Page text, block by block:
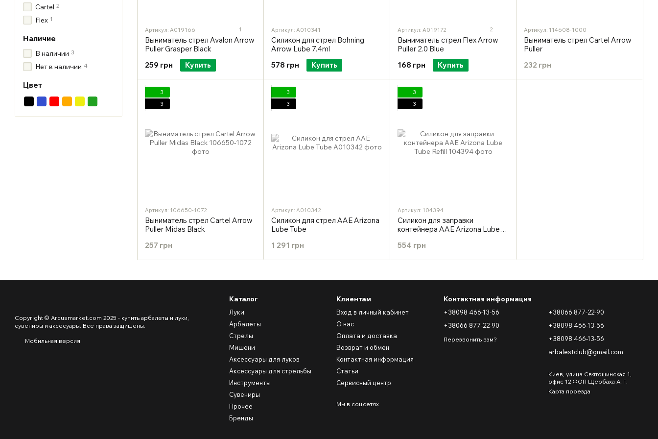
Артикул: A019166 1
Выниматель стрел Avalon Arrow
Puller Grasper Black
259 грн
Купить
Артикул: A010341
Силикон для стрел Bohning
Arrow Lube 7.4ml
578 грн
Купить
Артикул: A019172 2
Выниматель стрел Flex Arrow
Puller 2.0 Blue
168 грн
Купить
Артикул: 114608-1000
Выниматель стрел Cartel Arrow
Puller
232 грн
3
3
Артикул: 106650-1072
Выниматель стрел Cartel Arrow
Puller Midas Black
257 грн
3
3
Артикул: A010342
Силикон для стрел AAE Arizona
Lube Tube
1 291 грн
3
3
Артикул: 104394
Силикон для заправки
контейнера AAE Arizona Lube
554 грн
Cartel 2
Flex 1
Наличие
В наличии 3
Нет в наличии 4
Цвет
Copyright © Arcusmarket.com 2025 - купить арбалеты и луки,
сувениры и аксесуары. Все права защищены.
Мобильная версия
Каталог
Луки
Арбалеты
Стрелы
Мишени
Аксессуары для луков
Аксессуары для стрельбы
Инструменты
Сувениры
Прочее
Бренды
Клиентам
Вход в личный кабинет
О нас
Оплата и доставка
Возврат и обмен
Контактная информация
Статьи
Сервисный центр
Мы в соцсетях
Контактная информация
+38098 466-13-56
+38066 877-22-90
Перезвонить вам?
+38066 877-22-90
+38098 466-13-56
+38098 466-13-56
arbalestclub@gmail.com
Киев, улица Святошинская 1,
офис 12 ФОП Щербаха А. Г.
Карта проезда